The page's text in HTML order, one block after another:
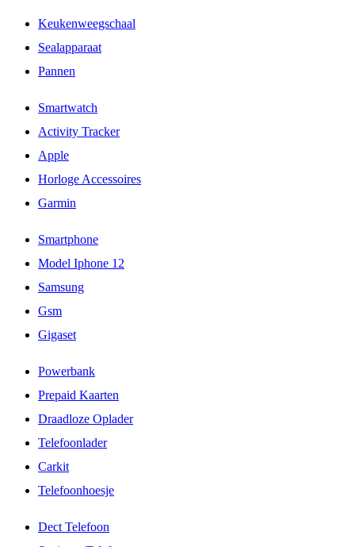
Keukenweegschaal
Sealapparaat
Pannen
Smartwatch
Activity Tracker
Apple
Horloge Accessoires
Garmin
Smartphone
Model Iphone 12
Samsung
Gsm
Gigaset
Powerbank
Prepaid Kaarten
Draadloze Oplader
Telefoonlader
Carkit
Telefoonhoesje
Dect Telefoon